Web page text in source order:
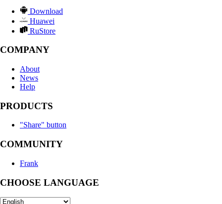
Download
Huawei
RuStore
COMPANY
About
News
Help
PRODUCTS
"Share" button
COMMUNITY
Frank
CHOOSE LANGUAGE